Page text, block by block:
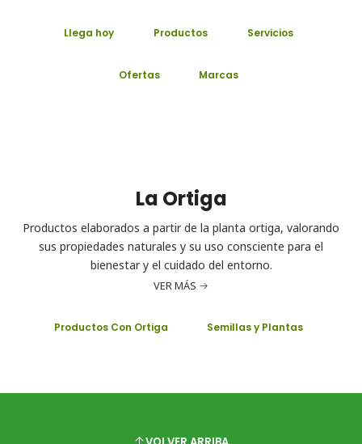
Llega hoy Productos Servicios
Ofertas Marcas
La Ortiga
Productos elaborados a partir de la planta ortiga, valorando
sus propiedades naturales y su uso consciente para el
bienestar y el cuidado del entorno.
VER MÁS
Productos Con Ortiga Semillas y Plantas